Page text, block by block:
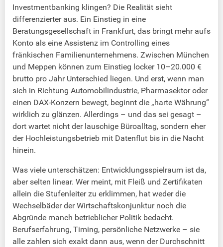
Investmentbanking klingen? Die Realität sieht
differenzierter aus. Ein Einstieg in eine
Beratungsgesellschaft in Frankfurt, das bringt mehr aufs
Konto als eine Assistenz im Controlling eines
fränkischen Familienunternehmens. Zwischen München
und Meppen können zum Einstieg locker 10–20.000 €
brutto pro Jahr Unterschied liegen. Und erst, wenn man
sich in Richtung Automobilindustrie, Pharmasektor oder
einen DAX-Konzern bewegt, beginnt die „harte Währung“
wirklich zu glänzen. Allerdings – und das sei gesagt –
dort wartet nicht der lauschige Büroalltag, sondern eher
der Hochleistungsbetrieb mit Datenflut bis in die Nacht
hinein.
Was viele unterschätzen: Entwicklungsspielraum ist da,
aber selten linear. Wer meint, mit Fleiß und Zertifikaten
allein die Stufenleiter zu erklimmen, hat weder die
Wechselbäder der Wirtschaftskonjunktur noch die
Abgründe manch betrieblicher Politik bedacht.
Berufserfahrung, Timing, persönliche Netzwerke – sie
alle zahlen sich exakt dann aus, wenn der Durchschnitt